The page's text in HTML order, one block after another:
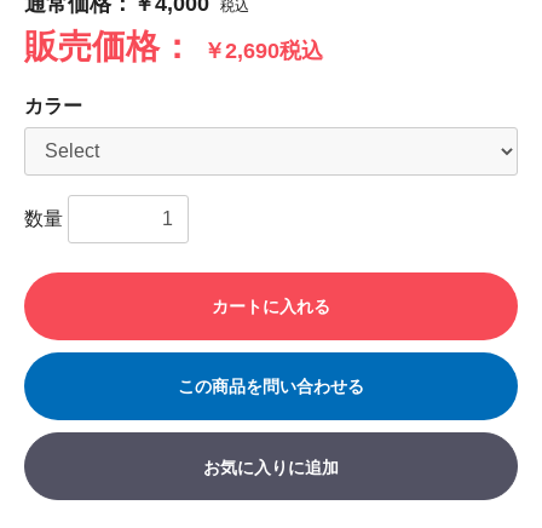
税込
販売価格： ￥2,690税込
カラー
数量
カートに入れる
この商品を問い合わせる
お気に入りに追加